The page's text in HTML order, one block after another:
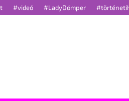
#videó #LadyDömper